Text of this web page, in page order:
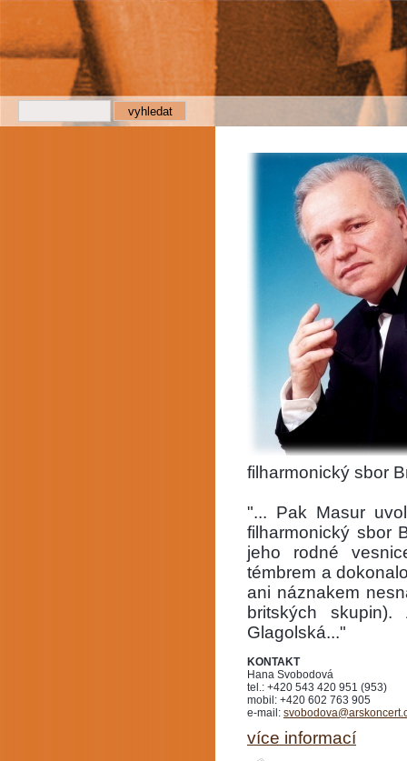
filharmonický sbor
"... Pak Masur
filharmonický sbor
jeho rodné
témbrem a
ani náznakem
britských
Glagolská..."
KONTAKT
Hana Svobodová
tel.: +420 543 420 951 (953)
mobil: +420 602 763 905
e-mail:
více informací